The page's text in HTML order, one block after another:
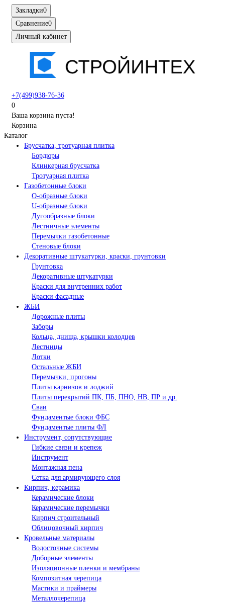
Закладки0
Сравнение0
Личный кабинет
+7(499)938-76-36
0
Ваша корзина пуста!
Корзина
Каталог
Брусчатка, тротуарная плитка
Бордюры
Клинкерная брусчатка
Тротуарная плитка
Газобетонные блоки
O-образные блоки
U-образные блоки
Дугообразные блоки
Лестничные элементы
Перемычки газобетонные
Стеновые блоки
Декоративные штукатурки, краски, грунтовки
Грунтовка
Декоративные штукатурки
Краски для внутренних работ
Краски фасадные
ЖБИ
Дорожные плиты
Заборы
Кольца, днища, крышки колодцев
Лестницы
Лотки
Остальные ЖБИ
Перемычки, прогоны
Плиты карнизов и лоджий
Плиты перекрытий ПК, ПБ, ПНО, НВ, ПР и др.
Сваи
Фундаментые блоки ФБС
Фундаментые плиты ФЛ
Инструмент, сопутствующие
Гибкие связи и крепеж
Инструмент
Монтажная пена
Сетка для армирующего слоя
Кирпич, керамика
Керамические блоки
Керамические перемычки
Кирпич строительный
Облицовочный кирпич
Кровельные материалы
Водосточные системы
Доборные элементы
Изоляционные пленки и мембраны
Композитная черепица
Мастики и праймеры
Металлочерепица